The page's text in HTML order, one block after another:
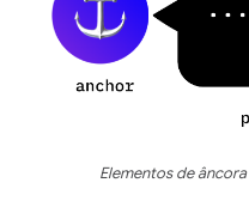
Elementos de